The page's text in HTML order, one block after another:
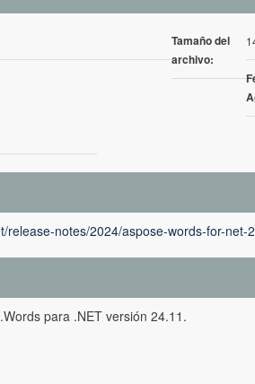
Tamaño del
archivo:
release-notes/2024/aspose-words-for-net-
para .NET versión 24.11.